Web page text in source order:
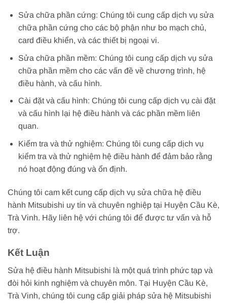
Sửa chữa phần cứng: Chúng tôi cung cấp dịch vụ sửa
chữa phần cứng cho các bộ phận như bo mạch chủ,
card điều khiển, và các thiết bị ngoại vi.
Sửa chữa phần mềm: Chúng tôi cung cấp dịch vụ sửa
chữa phần mềm cho các vấn đề về chương trình, hệ
điều hành, và cấu hình.
Cài đặt và cấu hình: Chúng tôi cung cấp dịch vụ cài đặt
và cấu hình lại hệ điều hành và các phần mềm liên
quan.
Kiểm tra và thử nghiệm: Chúng tôi cung cấp dịch vụ
kiểm tra và thử nghiệm hệ điều hành để đảm bảo rằng
nó hoạt động đúng và ổn định.
Chúng tôi cam kết cung cấp dịch vụ sửa chữa hệ điều
hành Mitsubishi uy tín và chuyên nghiệp tại Huyện Cầu Kè,
Trà Vinh. Hãy liên hệ với chúng tôi để được tư vấn và hỗ
trợ.
Kết Luận
Sửa hệ điều hành Mitsubishi là một quá trình phức tạp và
đòi hỏi kinh nghiệm và chuyên môn. Tại Huyện Cầu Kè,
Trà Vinh, chúng tôi cung cấp giải pháp sửa hệ Mitsubishi